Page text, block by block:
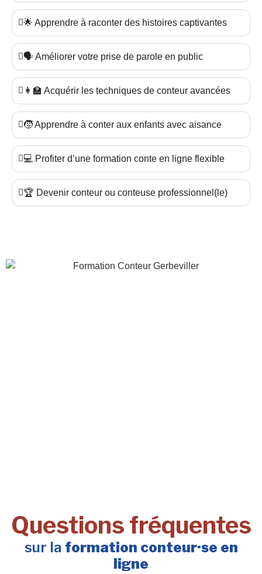
🌟 Apprendre à raconter des histoires captivantes
🗣️ Améliorer votre prise de parole en public
👩‍🏫 Acquérir les techniques de conteur avancées
🧒 Apprendre à conter aux enfants avec aisance
💻 Profiter d’une formation conte en ligne flexible
🏆 Devenir conteur ou conteuse professionnel(le)
Questions fréquentes
sur la formation conteur·se en
ligne